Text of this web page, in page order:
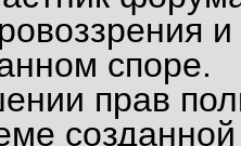
споре.
прав